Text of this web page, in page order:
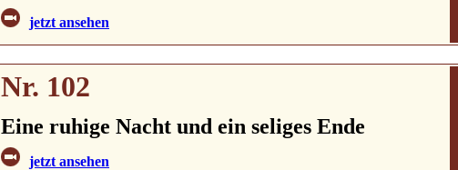
jetzt ansehen
Nr. 102
Eine ruhige Nacht und ein seliges Ende
jetzt ansehen